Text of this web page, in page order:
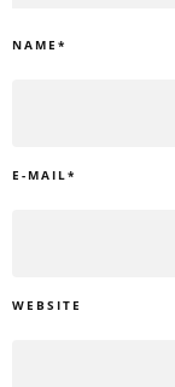
NAME *
E-MAIL*
WEBSITE